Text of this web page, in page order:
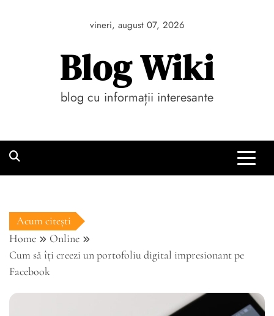
vineri, august 07, 2026
Blog Wiki
blog cu informații interesante
Acum citești
Home
Online
Cum să îți creezi un portofoliu digital impresionant pe
Facebook